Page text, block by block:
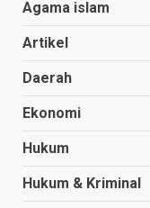
Agama islam
Artikel
Daerah
Ekonomi
Hukum
Hukum & Kriminal